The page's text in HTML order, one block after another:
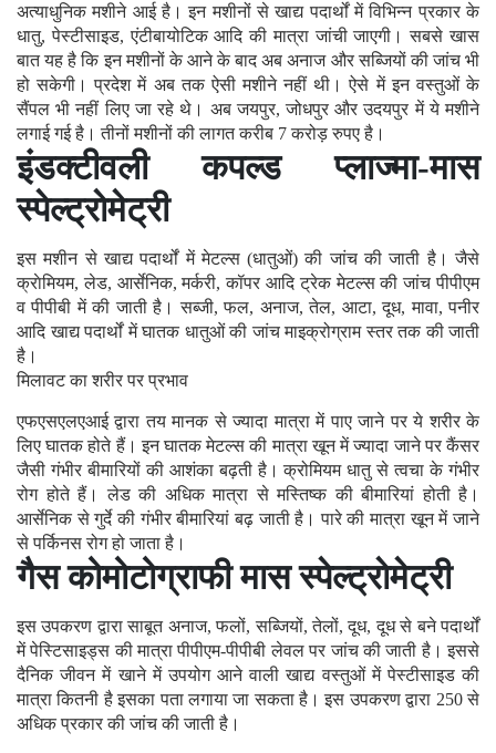
अत्याधुनिक मशीने आई है। इन मशीनों से खाद्य पदार्थों में विभिन्न प्रकार के
धातु, पेस्टीसाइड, एंटीबायोटिक आदि की मात्रा जांची जाएगी। सबसे खास
बात यह है कि इन मशीनों के आने के बाद अब अनाज और सब्जियों की जांच भी
हो सकेगी। प्रदेश में अब तक ऐसी मशीने नहीं थी। ऐसे में इन वस्तुओं के
सैंपल भी नहीं लिए जा रहे थे। अब जयपुर, जोधपुर और उदयपुर में ये मशीने
लगाई गई है। तीनों मशीनों की लागत करीब 7 करोड़ रुपए है।
इंडक्टीवली कपल्ड प्लाज्मा-मास
स्पेल्ट्राेमेट्री
इस मशीन से खाद्य पदार्थों में मेटल्स (धातुओं) की जांच की जाती है। जैसे
क्राेमियम, लेड, आर्सेनिक, मर्करी, कॉपर आदि ट्रेक मेटल्स की जांच पीपीएम
व पीपीबी में की जाती है। सब्जी, फल, अनाज, तेल, आटा, दूध, मावा, पनीर
आदि खाद्य पदार्थों में घातक धातुओं की जांच माइक्रोग्राम स्तर तक की जाती
है।
मिलावट का शरीर पर प्रभाव
एफएसएलएआई द्वारा तय मानक से ज्यादा मात्रा में पाए जाने पर ये शरीर के
लिए घातक होते हैं। इन घातक मेटल्स की मात्रा खून में ज्यादा जाने पर कैंसर
जैसी गंभीर बीमारियों की आशंका बढ़ती है। क्रोमियम धातु से त्वचा के गंभीर
रोग होते हैं। लेड की अधिक मात्रा से मस्तिष्क की बीमारियां होती है।
आर्सेनिक से गुर्दे की गंभीर बीमारियां बढ़ जाती है। पारे की मात्रा खून में जाने
से पर्किनस रोग हो जाता है।
गैस कोमोटोग्राफी मास स्पेल्ट्राेमेट्री
इस उपकरण द्वारा साबूत अनाज, फलों, सब्जियों, तेलों, दूध, दूध से बने पदार्थों
में पेस्टिसाइड्स की मात्रा पीपीएम-पीपीबी लेवल पर जांच की जाती है। इससे
दैनिक जीवन में खाने में उपयोग आने वाली खाद्य वस्तुओं में पेस्टीसाइड की
मात्रा कितनी है इसका पता लगाया जा सकता है। इस उपकरण द्वारा 250 से
अधिक प्रकार की जांच की जाती है।